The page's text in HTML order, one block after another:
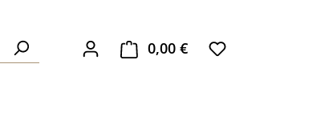
0,00 €Warenkorb enthält 0